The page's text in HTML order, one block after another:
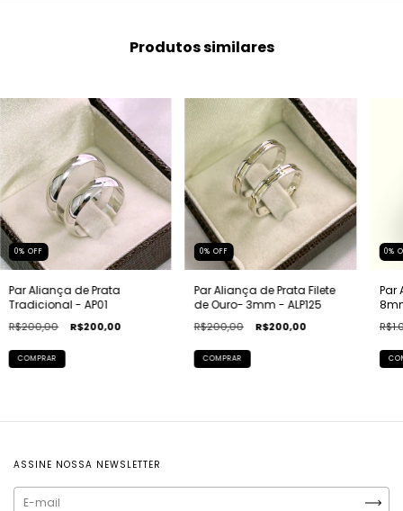
Produtos similares
0% OFF
Par Aliança de Prata
Tradicional - AP01
R$200,00 R$200,00
0% OFF
Par Aliança de Prata Filete
de Ouro- 3mm - ALP125
R$200,00 R$200,00
0%
Par
ASSINE NOSSA NEWSLETTER